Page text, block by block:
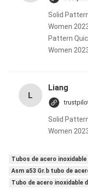
Solid
Women
Pattern
Women
L
Liang
Solid
Women
Tubos de acero inoxidable
Asm a53 Gr.b tubo de
Tubo de acero inoxidable